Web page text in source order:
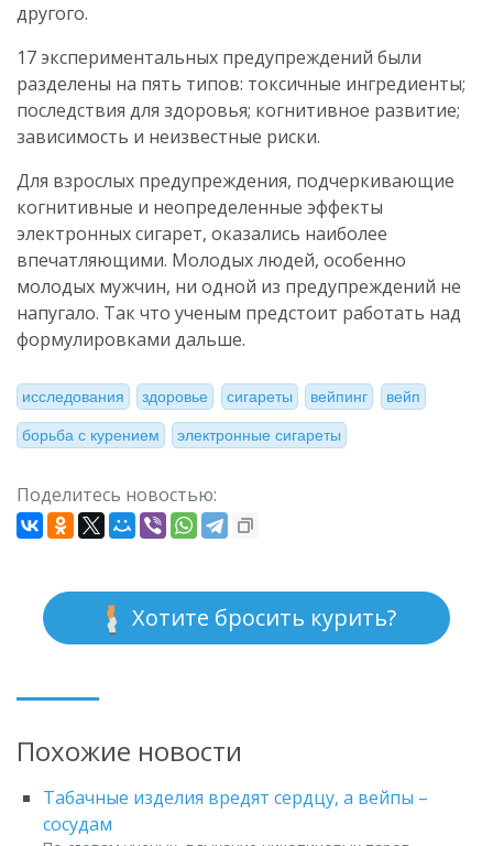
другого.
17 экспериментальных предупреждений были
разделены на пять типов: токсичные ингредиенты;
последствия для здоровья; когнитивное развитие;
зависимость и неизвестные риски.
Для взрослых предупреждения, подчеркивающие
когнитивные и неопределенные эффекты
электронных сигарет, оказались наиболее
впечатляющими. Молодых людей, особенно
молодых мужчин, ни одной из предупреждений не
напугало. Так что ученым предстоит работать над
формулировками дальше.
исследования здоровье сигареты вейпинг вейп
борьба с курением электронные сигареты
Поделитесь новостью:
Хотите бросить курить?
Похожие новости
Табачные изделия вредят сердцу, а вейпы –
сосудам